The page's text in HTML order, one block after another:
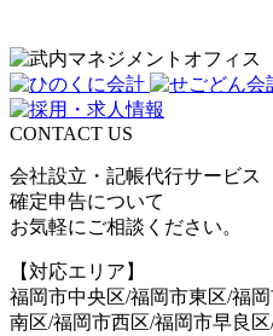
CONTACT US
会社設立・記帳代行サービス
確定申告について
お気軽にご相談ください。
【対応エリア】
福岡市中央区/福岡市東区/福
南区/福岡市西区/福岡市早良